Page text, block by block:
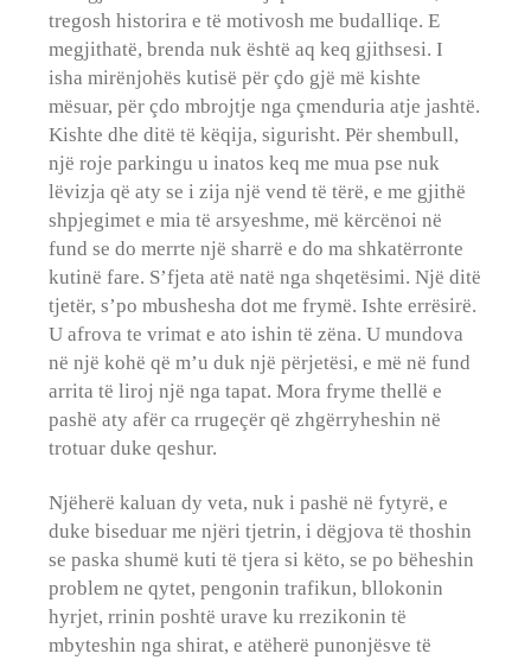
tregosh historira e të motivosh me budalliqe. E
megjithatë, brenda nuk është aq keq gjithsesi. I
isha mirënjohës kutisë për çdo gjë më kishte
mësuar, për çdo mbrojtje nga çmenduria atje jashtë.
Kishte dhe ditë të këqija, sigurisht. Për shembull,
një roje parkingu u inatos keq me mua pse nuk
lëvizja që aty se i zija një vend të tërë, e me gjithë
shpjegimet e mia të arsyeshme, më kërcënoi në
fund se do merrte një sharrë e do ma shkatërronte
kutinë fare. S’fjeta atë natë nga shqetësimi. Një ditë
tjetër, s’po mbushesha dot me frymë. Ishte errësirë.
U afrova te vrimat e ato ishin të zëna. U mundova
në një kohë që m’u duk një përjetësi, e më në fund
arrita të liroj një nga tapat. Mora fryme thellë e
pashë aty afër ca rrugeçër që zhgërryheshin në
trotuar duke qeshur.
Njëherë kaluan dy veta, nuk i pashë në fytyrë, e
duke biseduar me njëri tjetrin, i dëgjova të thoshin
se paska shumë kuti të tjera si këto, se po bëheshin
problem ne qytet, pengonin trafikun, bllokonin
hyrjet, rrinin poshtë urave ku rrezikonin të
mbyteshin nga shirat, e atëherë punonjësve të